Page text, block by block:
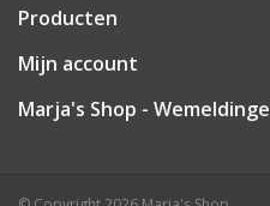
Cadeau & feest
Contact/Locatie
Producten
Mijn account
Marja's Shop - Wemeldinge